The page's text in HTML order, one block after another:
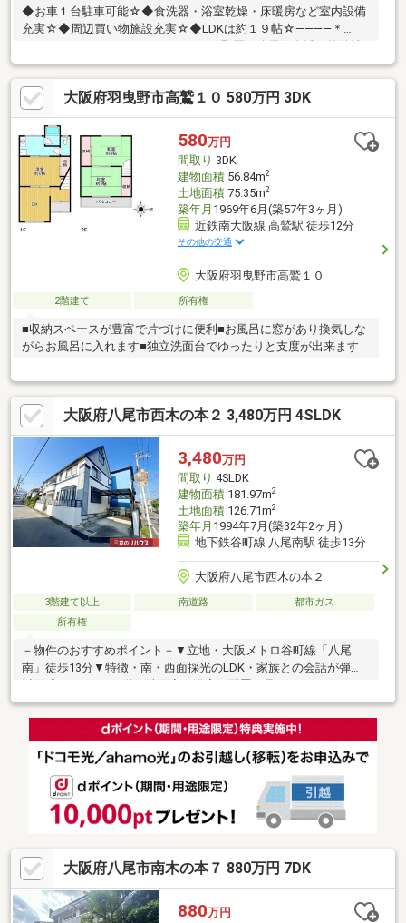
◆お車１台駐車可能☆◆食洗器・浴室乾燥・床暖房など室内設備
充実☆◆周辺買い物施設充実☆◆LDKは約１９帖☆――――＊
報取り扱い可能！■ハウスフリーダムは【東証スタンダード上場
企業】です☆■物件多数揃えております！是非店頭へお越し下さ
い♪■頭金０円のフルローンが可能です♪■お客様のライフプランに
沿った物件をご提案させて頂きます☆■不動産購入や住宅ローン
についてお気軽にお問合せ下さい♪■ご来店の際は、店舗横に駐車
スペース４台分ございます♪■平野区・八尾市の【中古戸建】なら
ハウスフリーダム八尾店 +o☆*.+
大阪府羽曳野市高鷲１０ 580万円 3DK
580万円
間取り 3DK
建物面積56.84m2
土地面積75.35m2
築年月 1969年6月(築57年3ヶ月)
近鉄南大阪線 高鷲駅 徒歩12分
その他の交通
大阪府羽曳野市高鷲１０
2階建て 所有権
■収納スペースが豊富で片づけに便利■お風呂に窓があり換気しな
がらお風呂に入れます■独立洗面台でゆったりと支度が出来ます
大阪府八尾市西木の本２ 3,480万円 4SLDK
3,480万円
間取り 4SLDK
建物面積181.97m2
土地面積126.71m2
築年月 1994年7月(築32年2ヶ月)
地下鉄谷町線 八尾南駅 徒歩13分
大阪府八尾市西木の本２
3階建て以上 南道路
都市ガス
所有権
－物件のおすすめポイント－▼立地・大阪メトロ谷町線「八尾
南」徒歩13分▼特徴・南・西面採光のLDK・家族との会話が弾む
げる床の間付の和室有・室内随所に収納を確保・2・3階にバルコ
ニー有・玄関は吹抜け仕様・駐車1台可能(車種による)▼周辺環
境・スーパーヤオヒコ八尾木の本店 徒歩5分(約400m)・八尾市立
大正北小学校 徒歩4分(約270m)※容積率は前面道路幅員により
━━━━━・・・物件の詳細・ご相談はお気軽にお問い合わせく
ださい。
大阪府八尾市南木の本７ 880万円 7DK
880万円